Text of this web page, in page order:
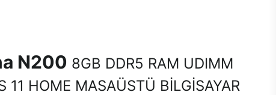
N200 8GB DDR5 RAM UDIMM
11 HOME MASAÜSTÜ BİLGİSAYAR